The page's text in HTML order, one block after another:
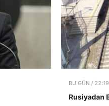
BU GÜN / 22:19
Rusiyadan